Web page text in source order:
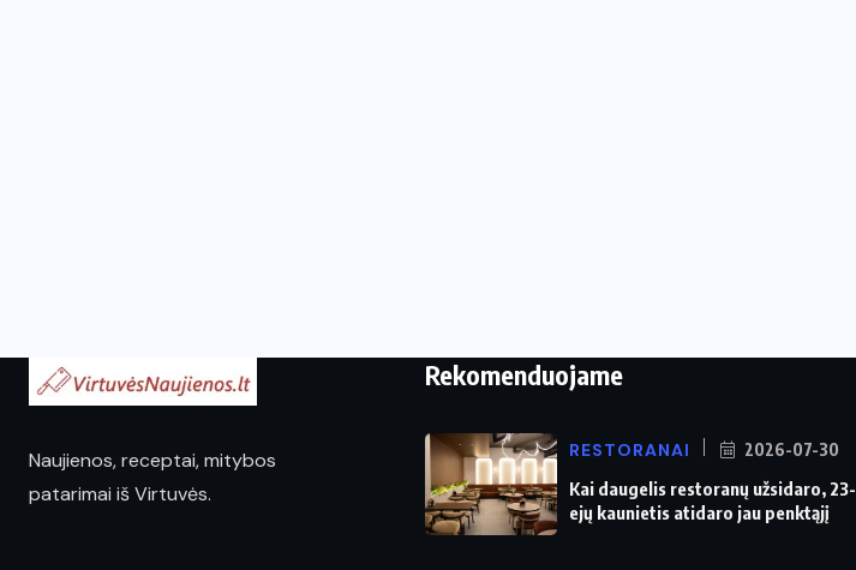
Naujienos, receptai, mitybos
patarimai iš Virtuvės.
Rekomenduojame
RESTORANAI 2026-07-30
Kai daugelis restoranų užsidaro, 23-
ejų kaunietis atidaro jau penktąjį